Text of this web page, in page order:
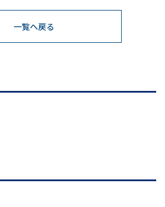
一覧へ戻る